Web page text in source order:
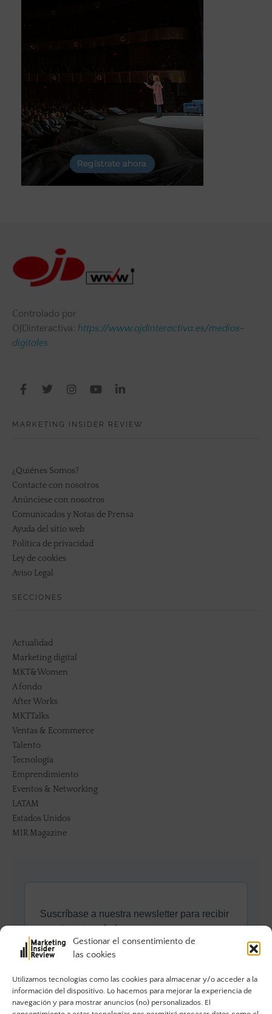
Gestionar el consentimiento de
las cookies
Utilizamos tecnologías como las cookies para almacenar y/o acceder a la
información del dispositivo. Lo hacemos para mejorar la experiencia de
navegación y para mostrar anuncios (no) personalizados. El
Controlado por
OJDinteractiva: https://www.ojdinteractiva.es/medios-
digitales
MARKETING INSIDER REVIEW
¿Quiénes Somos?
Contacte con nosotros
Anúnciese con nosotros
Comunicados y Notas de Prensa
Ayuda del sitio web
Política de privacidad
Ley de cookies
Aviso Legal
SECCIONES
Actualidad
Marketing digital
MKT&Women
A fondo
After Works
MKTTalks
Ventas & Ecommerce
Talento
Tecnología
Emprendimiento
Eventos & Networking
LATAM
Estados Unidos
MIR Magazine